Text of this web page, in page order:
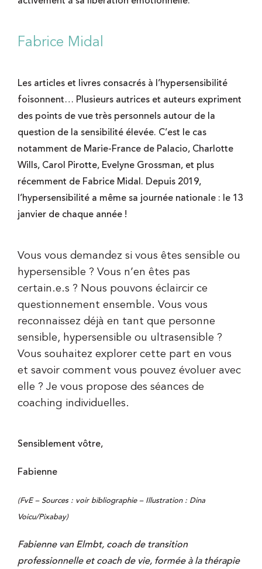
Fabrice Midal
Les articles et livres consacrés à l’hypersensibilité
foisonnent… Plusieurs autrices et auteurs expriment
des points de vue très personnels autour de la
question de la sensibilité élevée. C’est le cas
notamment de Marie-France de Palacio, Charlotte
Wills, Carol Pirotte, Evelyne Grossman, et plus
récemment de Fabrice Midal. Depuis 2019,
l’hypersensibilité a même sa journée nationale : le 13
janvier de chaque année !
Vous vous demandez si vous êtes sensible ou
hypersensible ? Vous n’en êtes pas
certain.e.s ? Nous pouvons éclaircir ce
questionnement ensemble. Vous vous
reconnaissez déjà en tant que personne
sensible, hypersensible ou ultrasensible ?
Vous souhaitez explorer cette part en vous
et savoir comment vous pouvez évoluer avec
elle ? Je vous propose des séances de
coaching individuelles.
Sensiblement vôtre,
Fabienne
(FvE – Sources : voir bibliographie – Illustration : Dina
Voicu/Pixabay)
Fabienne van Elmbt, coach de transition
professionnelle et coach de vie, formée à la thérapie